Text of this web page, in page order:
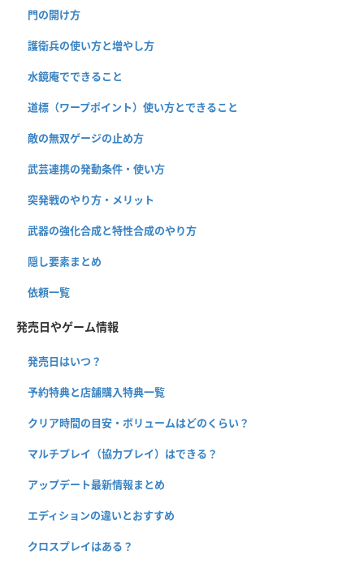
門の開け方
護衛兵の使い方と増やし方
水鏡庵でできること
道標（ワープポイント）使い方とできること
敵の無双ゲージの止め方
武芸連携の発動条件・使い方
突発戦のやり方・メリット
武器の強化合成と特性合成のやり方
隠し要素まとめ
依頼一覧
発売日やゲーム情報
発売日はいつ？
予約特典と店舗購入特典一覧
クリア時間の目安・ボリュームはどのくらい？
マルチプレイ（協力プレイ）はできる？
アップデート最新情報まとめ
エディションの違いとおすすめ
クロスプレイはある？